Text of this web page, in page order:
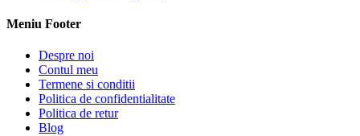
Meniu Footer
Despre noi
Contul meu
Termene si conditii
Politica de confidentialitate
Politica de retur
Blog